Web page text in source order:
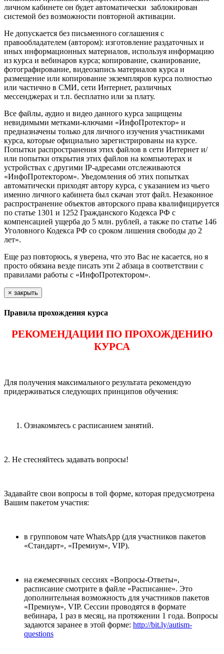
личном кабинете он будет автоматически заблокирован
системой без возможности повторной активации.
Не допускается без письменного соглашения с
правообладателем (автором): изготовление раздаточных и
иных информационных материалов, используя информацию
из курса и вебинаров курса; копирование, сканирование,
фотографирование, видеозапись материалов курса и
размещение или копирование экземпляров курса полностью
или частично в СМИ, сети Интернет, различных
мессенджерах и т.п. бесплатно или за плату.
Все файлы, аудио и видео данного курса защищены
невидимыми метками-ключами «ИнфоПротектор» и
предназначены только для личного изучения участниками
курса, которые официально зарегистрированы на курсе.
Попытки распространения этих файлов в сети Интернет и/
или попытки открытия этих файлов на компьютерах и
устройствах с другими IP-адресами отслеживаются
«ИнфоПротектором». Уведомления об этих попытках
автоматически приходят автору курса, с указанием из чьего
именно личного кабинета был скачан этот файл. Незаконное
распространение объектов авторского права квалифицируется
по статье 1301 и 1252 Гражданского Кодекса РФ с
компенсацией ущерба до 5 млн. рублей, а также по статье 146
Уголовного Кодекса РФ со сроком лишения свободы до 2
лет».
Еще раз повторюсь, я уверена, что это Вас не касается, но я
просто обязана везде писать эти 2 абзаца в соответствии с
правилами работы с «ИнфоПротектором».
× закрыть
Правила прохождения курса
РЕКОМЕНДАЦИИ ПО ПРОХОЖДЕНИЮ
КУРСА
Для получения максимального результата рекомендую
придерживаться следующих принципов обучения:
Ознакомьтесь с расписанием занятий.
2. Не стесняйтесь задавать вопросы!
Задавайте свои вопросы в той форме, которая предусмотрена
Вашим пакетом участия:
в групповом чате WhatsApp (для участников пакетов
«Стандарт», «Премиум», VIP).
на ежемесячных сессиях «Вопросы-Ответы»,
расписание смотрите в файле «Расписание». Это
дополнительная возможность для участников пакетов
«Премиум», VIP. Сессии проводятся в формате
вебинара, 1 раз в месяц, на протяжении 1 года. Вопросы
задаются заранее в этой форме: http://bit.ly/autism-
questions